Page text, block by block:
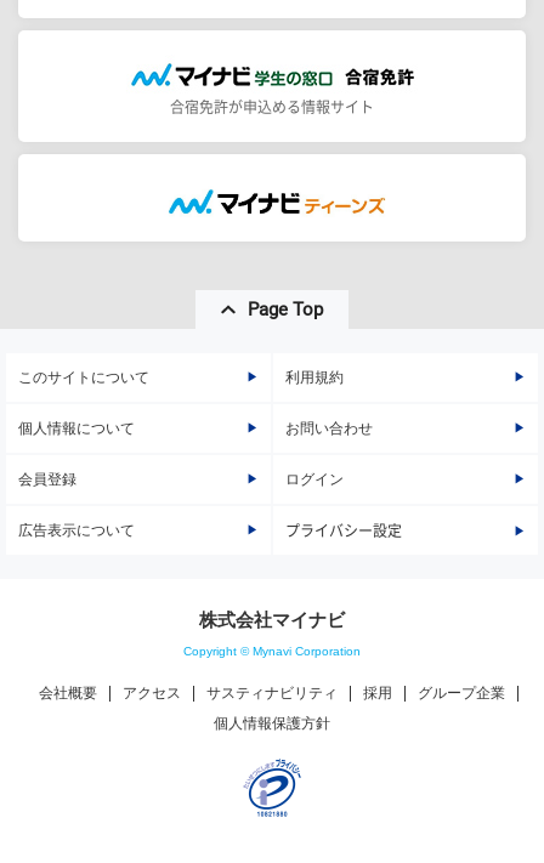
合宿免許が申込める情報サイト
Page Top
このサイトについて 利用規約
個人情報について お問い合わせ
会員登録 ログイン
広告表示について プライバシー設定
株式会社マイナビ
Copyright © Mynavi Corporation
会社概要 アクセス サスティナビリティ 採用
グループ企業
個人情報保護方針